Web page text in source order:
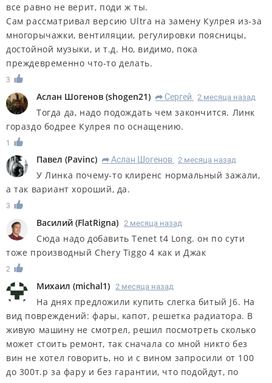
все равно не верит, поди ж ты.
Сам рассматривал версию Ultra на замену Кулрея из-за
многорычажки, вентиляции, регулировки поясницы,
достойной музыки, и т.д. Но, видимо, пока
преждевременно что-то делать.
3
Аслан Шогенов (shogen21) R Сергей 2 месяца назад
Тогда да, надо подождать чем закончится. Линк
гораздо бодрее Кулрея по оснащению.
1
Павел (Pavinc) R Аслан Шогенов 2 месяца назад
У Линка почему-то клиренс нормальный зажали,
а так вариант хороший, да.
3
Василий (FlatRigna) 2 месяца назад
Сюда надо добавить Tenet t4 Long. он по сути
тоже производный Chery Tiggo 4 как и Джак
2
Михаил (michal1) 2 месяца назад
На днях предложили купить слегка битый J6. На
вид повреждений: фары, капот, решетка радиатора. В
живую машину не смотрел, решил посмотреть сколько
может стоить ремонт, так сначала со мной никто без
вин не хотел говорить, но и с вином запросили от 100
до 300т.р за фару и без гарантии, что подойдут, по